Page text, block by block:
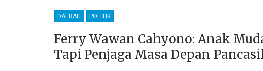
DAERAH POLITIK
Ferry Wawan Cahyono: Anak
Tapi Penjaga Masa Depan